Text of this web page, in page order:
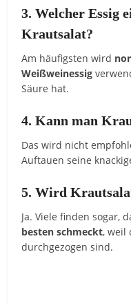
3.WelcherEssig
Krautsalat?
Am häufigstenwird
Weißweinessig
Säure hat.
4.Kannman
Daswird nicht
Auftauenseine
5.Wird
Ja.Vielefindensogar,
bestenschmeckt,weil
durchgezogensind.